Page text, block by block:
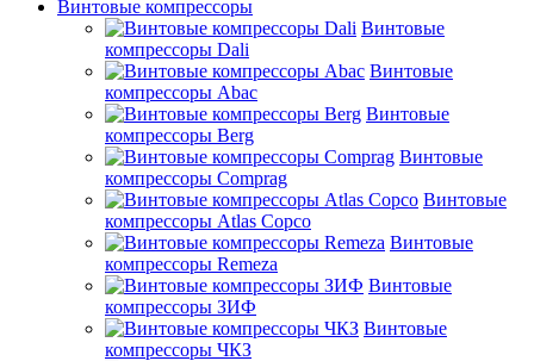
Винтовые компрессоры
Винтовые
компрессоры Dali
Винтовые
компрессоры Abac
Винтовые
компрессоры Berg
Винтовые
компрессоры Comprag
Винтовые
компрессоры Atlas Copco
Винтовые
компрессоры Remeza
Винтовые
компрессоры ЗИФ
Винтовые
компрессоры ЧКЗ